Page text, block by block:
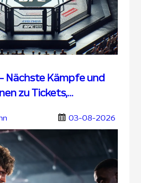
Nächste Kämpfe und
zu Tickets,
03-08-2026